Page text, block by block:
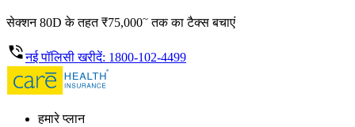
सेक्शन 80D के तहत ₹75,000~ तक का टैक्स बचाएं
नई पॉलिसी खरीदें: 1800-102-4499
हमारे प्लान